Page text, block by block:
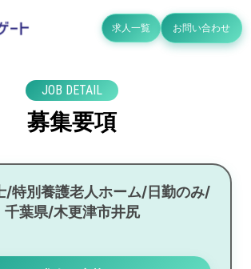
求人一覧 お問い合わせ
JOB DETAIL
募集要項
/特別養護老人ホーム/日勤のみ/
千葉県/木更津市井尻